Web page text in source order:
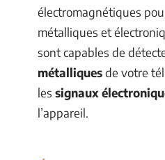
électromagnétiques
métalliques et
sont capables de
métalliquesde votre
les signaux
l’appareil.